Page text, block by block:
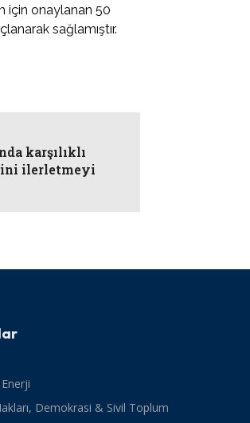
için onaylanan 50
sağlamıştır.
karşılıklı
ilerletmeyi
Demokrasi & Sivil Toplum